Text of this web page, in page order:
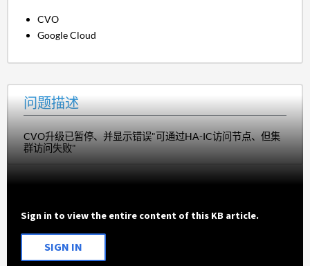
CVO
Google Cloud
问题描述
CVO升级已暂停、并显示错误"可通过HA-IC访问节点、但集
群访问失败"
Sign in to view the entire content of this KB article.
SIGN IN